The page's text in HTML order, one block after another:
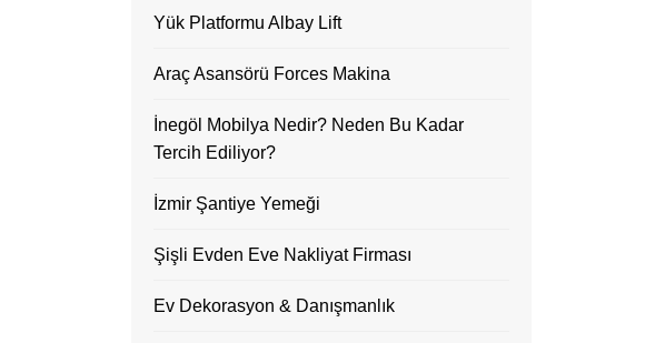
Yük Platformu Albay Lift
Araç Asansörü Forces Makina
İnegöl Mobilya Nedir? Neden Bu Kadar
Tercih Ediliyor?
İzmir Şantiye Yemeği
Şişli Evden Eve Nakliyat Firması
Ev Dekorasyon & Danışmanlık